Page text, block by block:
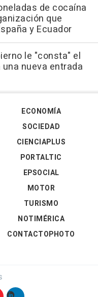
de cocaína
que
y Ecuador
le "consta" el
nueva entrada
ECONOMÍA
SOCIEDAD
CIENCIAPLUS
PORTALTIC
EPSOCIAL
MOTOR
TURISMO
NOTIMÉRICA
CONTACTOPHOTO